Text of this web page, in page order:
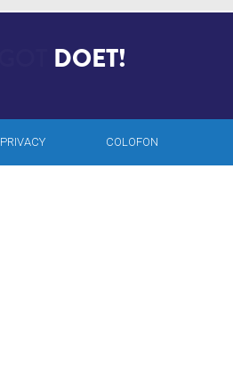
DOET!
PRIVACY COLOFON